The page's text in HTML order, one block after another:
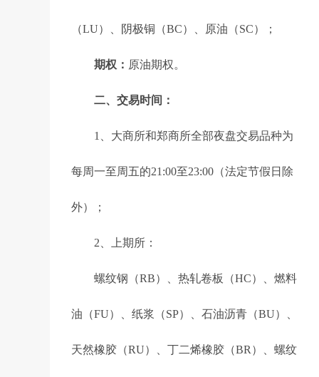
（LU）、阴极铜（BC）、原油（SC）；
期权： 原油期权。
二、交易时间：
1、大商所和郑商所全部夜盘交易品种为
每周一至周五的21:00至23:00（法定节假日除
外）；
2、上期所：
螺纹钢（RB）、热轧卷板（HC）、燃料
油（FU）、纸浆（SP）、石油沥青（BU）、
天然橡胶（RU）、丁二烯橡胶（BR）、螺纹